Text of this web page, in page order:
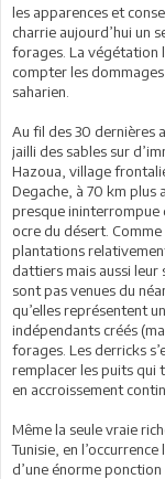
les apparences et
charrie aujourd’hui un
forages. La végétation
compter les
saharien.
Au fil des 30 dernières
jailli des sables sur
Hazoua, village
Degache, à 70 km plus
presque ininterrompue
ocre du désert.
plantations
dattiers mais aussi
sont pas venues du
qu’elles représentent
indépendants créés
forages. Les derricks
remplacer les puits qui
en accroissement
Même la seule vraie
Tunisie, en
d’une énorme